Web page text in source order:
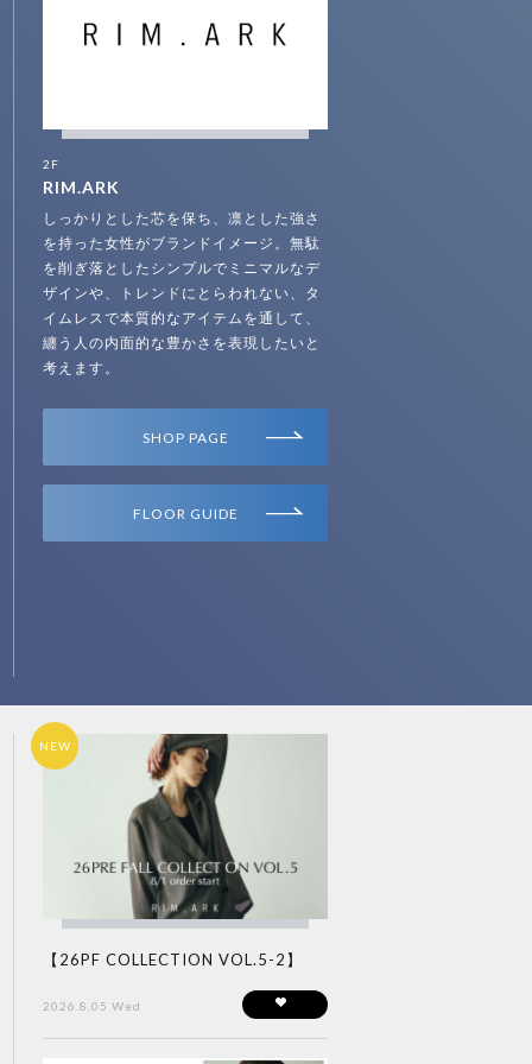
2F
RIM.ARK
しっかりとした芯を保ち、凛とした強さ
を持った女性がブランドイメージ。無駄
を削ぎ落としたシンプルでミニマルなデ
ザインや、トレンドにとらわれない、タ
イムレスで本質的なアイテムを通して、
纏う人の内面的な豊かさを表現したいと
考えます。
SHOP PAGE
FLOOR GUIDE
NEW
【26PF COLLECTION VOL.5-2】
2026.8.05 Wed